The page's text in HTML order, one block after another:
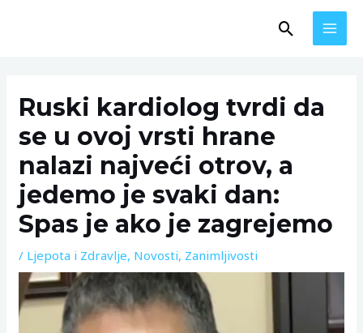
Search
Ruski kardiolog tvrdi da
se u ovoj vrsti hrane
nalazi najveći otrov, a
jedemo je svaki dan:
Spas je ako je zagrejemo
/ Ljepota i Zdravlje, Novosti, Zanimljivosti